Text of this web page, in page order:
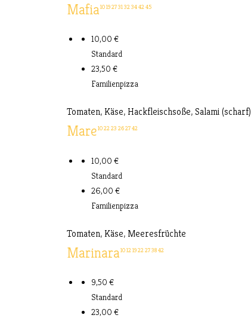
Mafia1019273132344245
10,00 €
Standard
23,50 €
Familienpizza
Tomaten, Käse, Hackfleischsoße, Salami (scharf)
Mare102223 262742
10,00 €
Standard
26,00 €
Familienpizza
Tomaten, Käse, Meeresfrüchte
Marinara10121922273842
9,50 €
Standard
23,00 €